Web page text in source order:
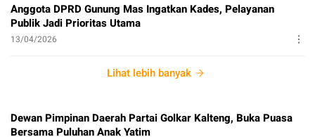
Anggota DPRD Gunung Mas Ingatkan Kades, Pelayanan
Publik Jadi Prioritas Utama
13/04/2026
Lihat lebih banyak
Dewan Pimpinan Daerah Partai Golkar Kalteng, Buka Puasa
Bersama Puluhan Anak Yatim